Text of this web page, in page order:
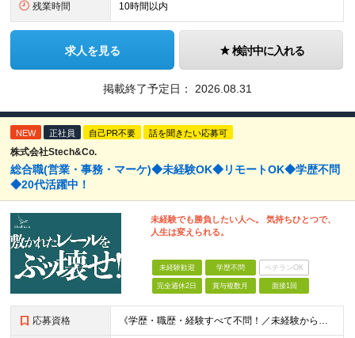
残業時間 10時間以内
求人を見る 検討中に入れる
掲載終了予定日： 2026.08.31
NEW 正社員 自己PR不要 話を聞きたい応募可
株式会社Stech&Co.
総合職(営業・事務・マーケ)◆未経験OK◆リモートOK◆学歴不問
◆20代活躍中！
未経験でも勝負したい人へ。 気持ちひとつで、
人生は変えられる。
未経験歓迎 学歴不問 ベテランOK
完全週休2日 賞与複数月 面接1回
応募資格 《学歴・職歴・経験すべて不問！／未経験からのチャレンジ大歓迎◎》 ▼こんな気持ち、ひとつでも当てはまる方はぜひ！ □ なにか、人生を変えるきっかけがほしい □ 立ち仕事に疲れて、そろそろ座り仕事がい